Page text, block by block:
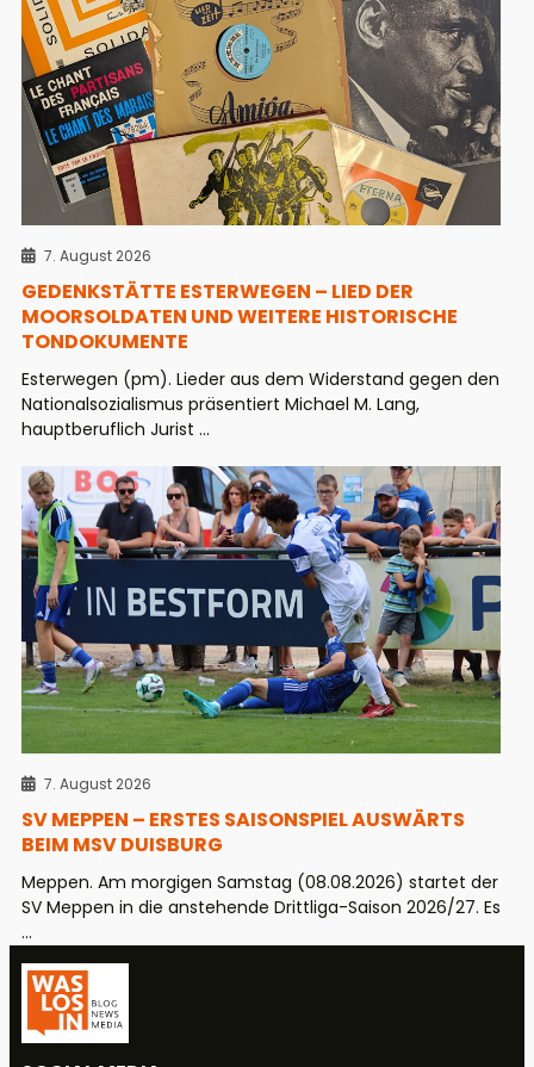
7. August 2026
GEDENKSTÄTTE ESTERWEGEN – LIED DER
MOORSOLDATEN UND WEITERE HISTORISCHE
TONDOKUMENTE
Esterwegen (pm). Lieder aus dem Widerstand gegen den
Nationalsozialismus präsentiert Michael M. Lang,
hauptberuflich Jurist ...
7. August 2026
SV MEPPEN – ERSTES SAISONSPIEL AUSWÄRTS
BEIM MSV DUISBURG
Meppen. Am morgigen Samstag (08.08.2026) startet der
SV Meppen in die anstehende Drittliga-Saison 2026/27. Es
...